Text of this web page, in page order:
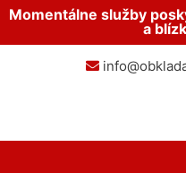
Momentálne služby
a